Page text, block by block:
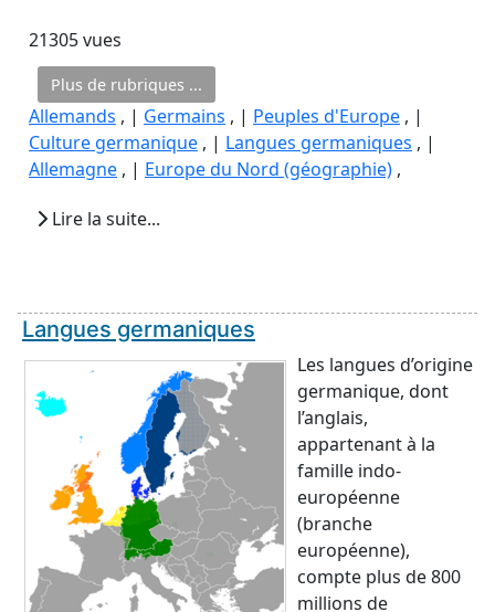
21305 vues
Plus de rubriques ...
Allemands , | Germains , | Peuples d'Europe , |
Culture germanique , | Langues germaniques , |
Allemagne , | Europe du Nord (géographie) ,
Lire la suite...
Langues germaniques
Les langues d’origine
germanique, dont
l’anglais,
appartenant à la
famille indo-
européenne
(branche
européenne),
compte plus de 800
millions de